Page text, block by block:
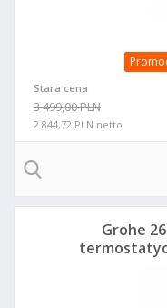
Stara cena
3 499,00 PLN
2 844,72 PLN netto
Grohe